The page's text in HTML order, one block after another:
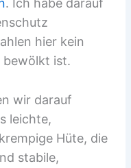
. Ich habe darauf
hier kein
bewölkt ist.
wir darauf
leichte,
Hüte, die
stabile,